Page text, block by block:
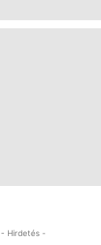
- Hirdetés -